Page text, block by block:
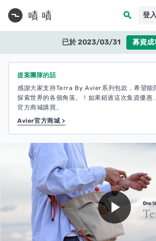
search 登入
已於 2023/03/31 募資成
提案團隊的話
感謝大家支持Terra By Avier系列包款，希望能
探索世界的各個角落。！如果錯過這次集資優
官方商城購買。
Avier官方商城 >
play_arrow